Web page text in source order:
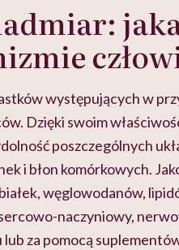
występujących w
Dzięki swoim
poszczególnych
i błon komórkowych.
węglowodanów,
naczyniowy,
za pomocą